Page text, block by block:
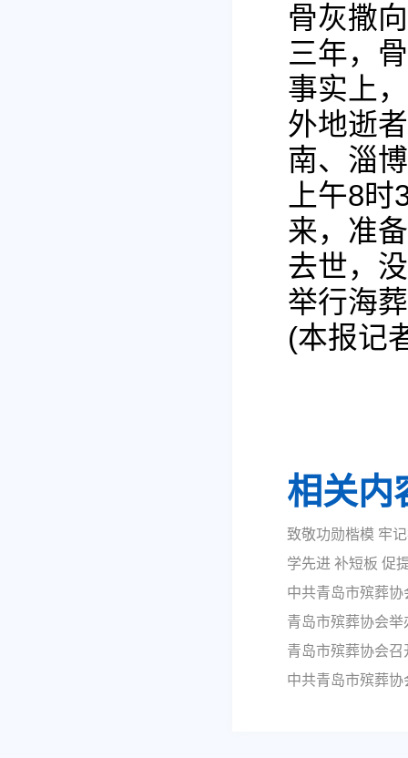
骨灰撒
三年，
事实上
外地逝
南、淄
上午8
来，准
去世，
举行海
(本报记
相关内
致敬功勋楷模 牢
学先进 补短板 促
中共青岛市殡葬
青岛市殡葬协会
青岛市殡葬协会
中共青岛市殡葬